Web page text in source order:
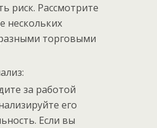
риск. Рассмотрите
нескольких
торговыми
за работой
его
Если вы